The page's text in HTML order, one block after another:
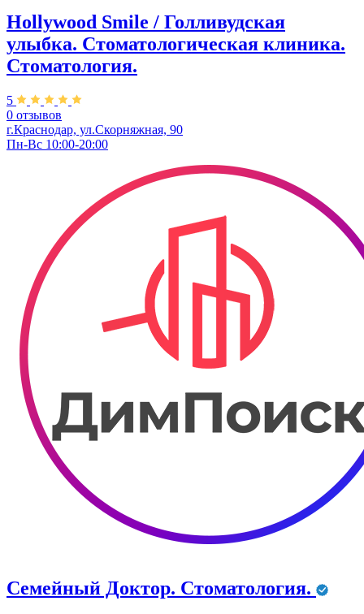
Hollywood Smile / Голливудская
улыбка. Стоматологическая клиника.
Стоматология.
5
0 отзывов
г.Краснодар, ул.Скорняжная, 90​
Пн-Вс 10:00-20:00
Семейный Доктор. Стоматология.